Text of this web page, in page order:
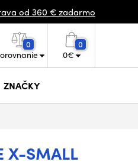
od 360 € zadarmo
0 0
0€
ZNAČKY
X-SMALL